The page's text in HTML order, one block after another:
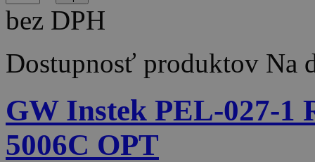
bez DPH
Dostupnosť produktov Na
GW Instek PEL-027-
5006C OPT